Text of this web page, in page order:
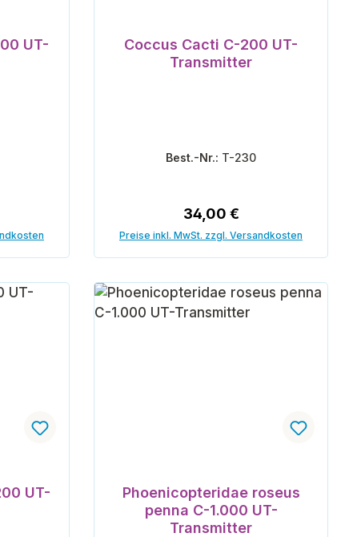
UT-
Coccus Cacti C-200 UT-
Transmitter
Best.-Nr.: T-230
Regulärer Preis:
34,00 €
Preise inkl. MwSt. zzgl. Versandkosten
UT-
Phoenicopteridae roseus
penna C-1.000 UT-
Transmitter